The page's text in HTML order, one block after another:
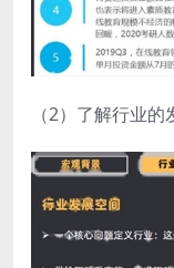
（2）了解行业的